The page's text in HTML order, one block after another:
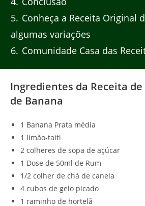
5 Conheça a Receita Original
algumas variações
6 Comunidade Casa das
Ingredientes da Receita
de Banana
1 Banana Prata média
1 limão-taiti
2 colheres de sopa de açúcar
1 Dose de 50ml de Rum
1/2 colher de chá de canela
4 cubos de gelo picado
1 raminho de hortelã